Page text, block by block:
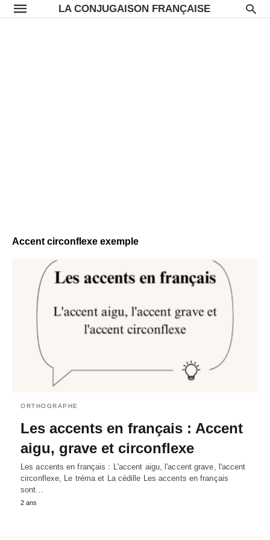
LA CONJUGAISON FRANÇAISE
Accent circonflexe exemple
ORTHOGRAPHE
Les accents en français : Accent
aigu, grave et circonflexe
Les accents en français : L'accent aigu, l'accent grave, l'accent
circonflexe, Le tréma et La cédille Les accents en français
sont…
2 ans